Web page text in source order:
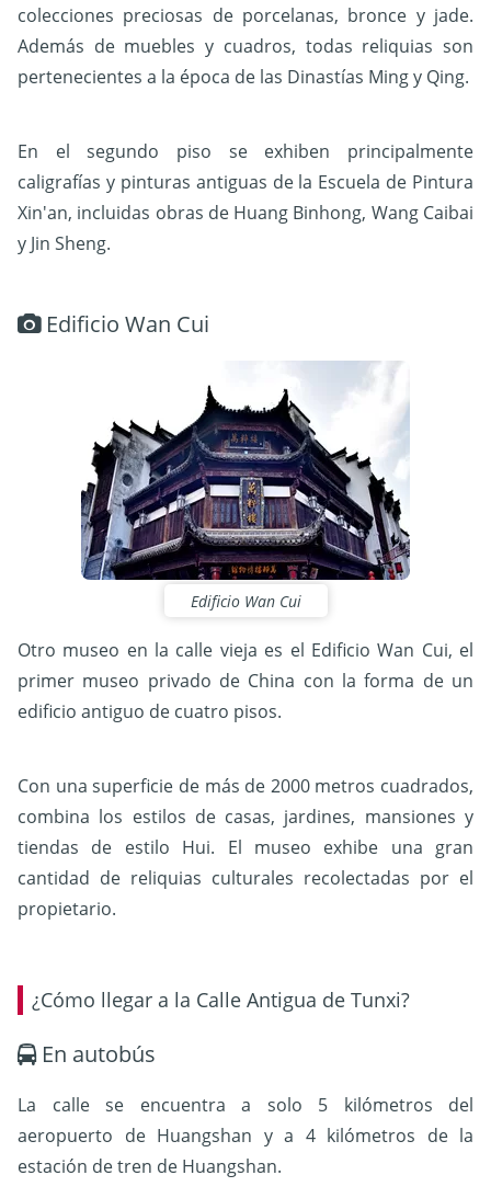
colecciones preciosas de porcelanas, bronce y jade.
Además de muebles y cuadros, todas reliquias son
pertenecientes a la época de las Dinastías Ming y Qing.
En el segundo piso se exhiben principalmente
caligrafías y pinturas antiguas de la Escuela de Pintura
Xin'an, incluidas obras de Huang Binhong, Wang Caibai
y Jin Sheng.
Edificio Wan Cui
Edificio Wan Cui
Otro museo en la calle vieja es el Edificio Wan Cui, el
primer museo privado de China con la forma de un
edificio antiguo de cuatro pisos.
Con una superficie de más de 2000 metros cuadrados,
combina los estilos de casas, jardines, mansiones y
tiendas de estilo Hui. El museo exhibe una gran
cantidad de reliquias culturales recolectadas por el
propietario.
¿Cómo llegar a la Calle Antigua de Tunxi?
En autobús
La calle se encuentra a solo 5 kilómetros del
aeropuerto de Huangshan y a 4 kilómetros de la
estación de tren de Huangshan.